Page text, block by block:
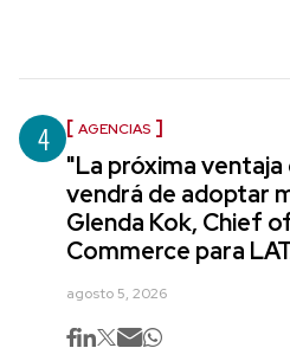
4 AGENCIAS
"La próxima
vendrá de adoptar
Glenda Kok, Chief
Commerce para
agosto 5, 2026